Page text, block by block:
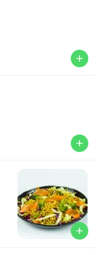
add
add
add